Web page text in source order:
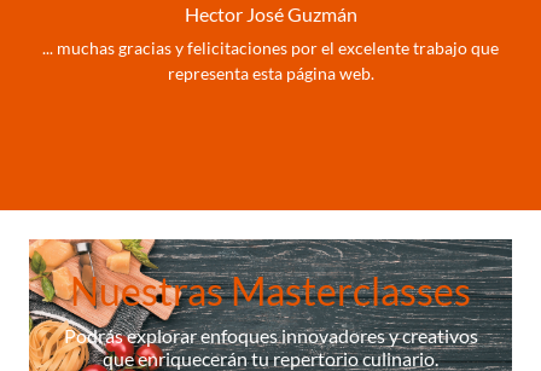
Hector José Guzmán
... muchas gracias y felicitaciones por el excelente trabajo que
representa esta página web.
Nuestras Masterclasses
Podrás explorar enfoques innovadores y creativos
que enriquecerán tu repertorio culinario.